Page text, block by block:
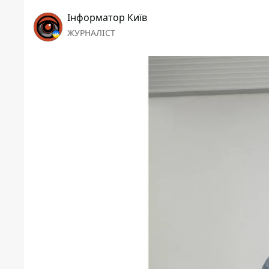
Інформатор Київ
ЖУРНАЛІСТ